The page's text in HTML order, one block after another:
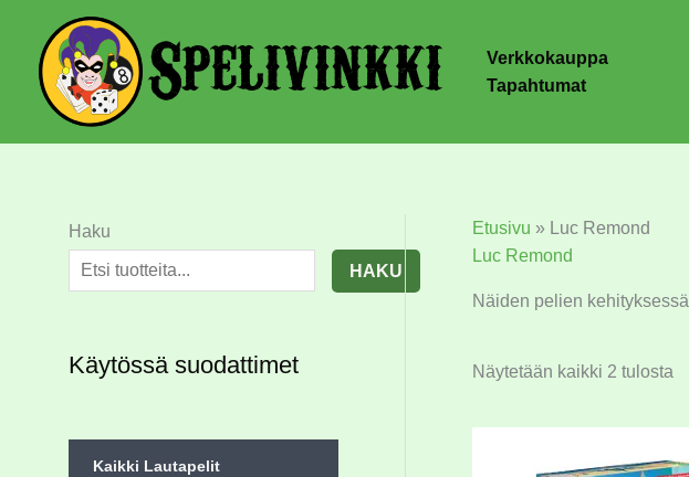
Verkkokauppa
Tapahtumat
Haku
HAKU
Käytössä suodattimet
Kaikki Lautapelit
Etusivu » Luc Remond
Luc Remond
Näiden pelien kehityksessä
Näytetään kaikki 2 tulosta